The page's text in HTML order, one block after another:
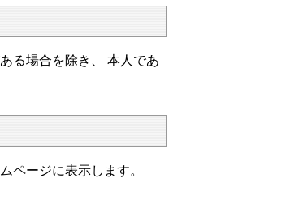
る場合を除き、 本人であ
ページに表示します。